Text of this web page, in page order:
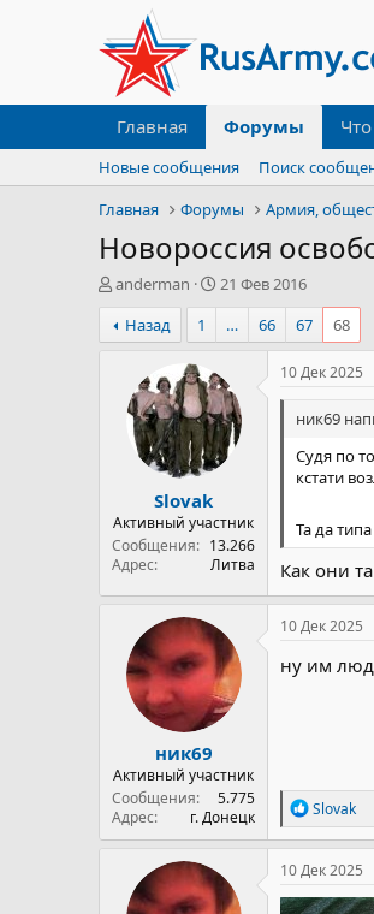
Главная Форумы
Новые сообщения
Поиск
Главная
Форумы Армия,
Новороссия
А
в
т
о
anderman
Д
а
а
а
ч
а
л
21 Фев 2016
Назад
1 … 66 67 68
Slovak
Активный участник
Сообщения
13.266
Адрес
Литва
10 Дек 2025
ник69
Судя по
кстати
Та да
Как они
ник69
Активный участник
Сообщения
5.775
Адрес
г. Донецк
10 Дек 2025
ну им
Р
е
а
к
и
Slovak
10 Дек 2025